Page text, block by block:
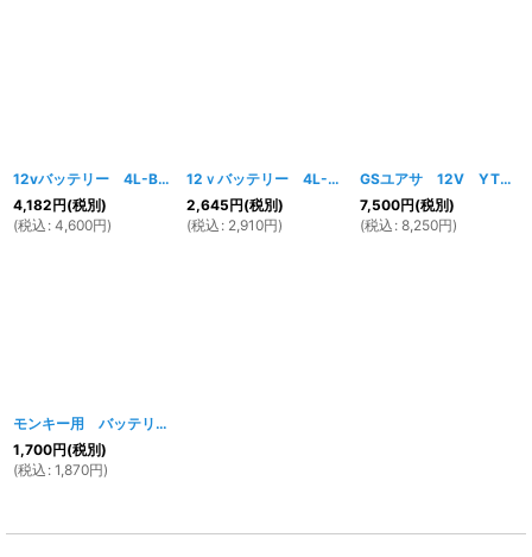
12vバッテリー 4L-BS＆モンキー用バッテリーハンガーセット 055w
]
4,182円(税別)
(税込 : 4,600円)
12ｖバッテリー 4L-BS 447w]
2,645円(税別)
(税込 : 2,910円)
GSユアサ 12V YTR4A-BS
7,500円(税別)
(税込 : 8,250円)
モンキー用 バッテリーハンガー 12vバッテリー4A-5用
1,700円(税別)
(税込 : 1,870円)